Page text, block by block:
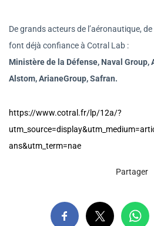
De grands acteurs de l’aéronautique,
font déjà confiance à Cotral Lab :
Ministère de la Défense, Naval Group,
Alstom, ArianeGroup, Safran.
https://www.cotral.fr/lp/12a/?
ans&utm_term=nae
Partager